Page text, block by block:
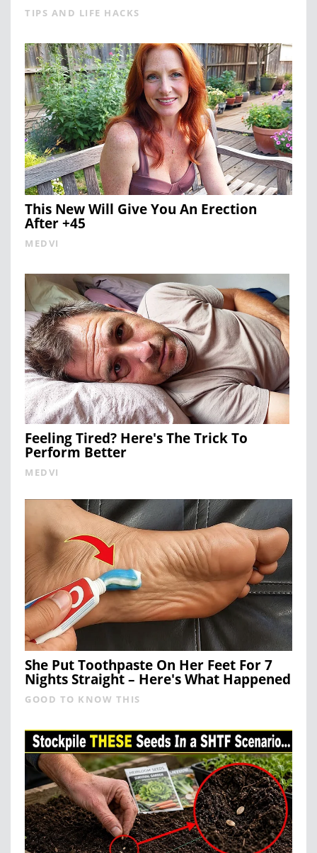
TIPS AND LIFE HACKS
This New Will Give You An Erection
After +45
MEDVI
Feeling Tired? Here's The Trick To
Perform Better
MEDVI
She Put Toothpaste On Her Feet For 7
Nights Straight – Here's What Happened
GOOD TO KNOW THIS